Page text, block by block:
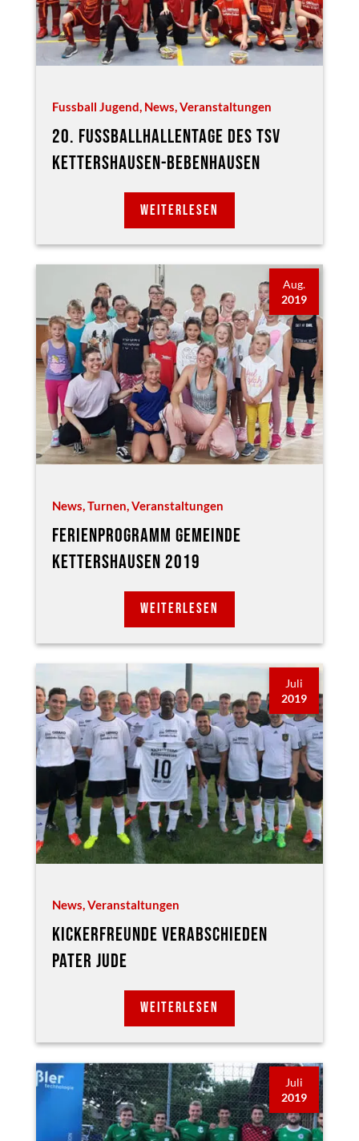
Fussball Jugend, News,Veranstaltungen
20. FUSSBALLHALLENTAGE DES TSV K
ETTERSHAUSEN-BEBENHAUSEN
WEITERLESEN
Aug.
2019
News,Turnen,Veranstaltungen
FERIENPROGRAMM GEMEINDE
KETTERSHAUSEN 2019
WEITERLESEN
Juli
2019
News,Veranstaltungen
KICKERFREUNDE VERABSCHIEDEN
PATER JUDE
WEITERLESEN
Juli
2019